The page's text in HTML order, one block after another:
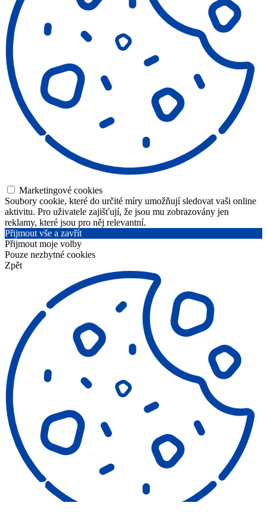
Marketingové cookies
Soubory cookie, které do určité míry umožňují sledovat vaši online
aktivitu. Pro uživatele zajišťují, že jsou mu zobrazovány jen
reklamy, které jsou pro něj relevantní.
Přijmout vše a zavřít
Přijmout moje volby
Pouze nezbytné cookies
Zpět